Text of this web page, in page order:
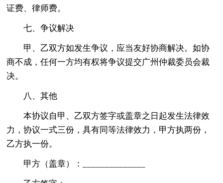
证费、律师费。
七、争议解决
甲、乙双方如发生争议，应当友好协商解决。如协
商不成，任何一方均有权将争议提交广州仲裁委员会裁
决。
八、其他
本协议自甲、乙双方签字或盖章之日起发生法律效
力，协议一式三份，具有同等法律效力，甲方执两份，
乙方执一份。
甲方（盖章）：______________